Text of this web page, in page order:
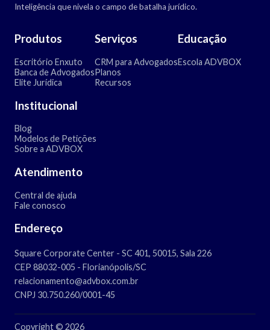
Inteligência que nivela o campo de batalha jurídico.
Produtos
Escritório Enxuto
Banca de Advogados
Elite Jurídica
Serviços
CRM para Advogados
Planos
Recursos
Educação
Escola ADVBOX
Institucional
Blog
Modelos de Petições
Sobre a ADVBOX
Atendimento
Central de ajuda
Fale conosco
Endereço
Square Corporate Center - SC 401, 50015, Sala 226
CEP 88032-005 - Florianópolis/SC
relacionamento@advbox.com.br
CNPJ 30.750.260/0001-45
Copyright © 2026